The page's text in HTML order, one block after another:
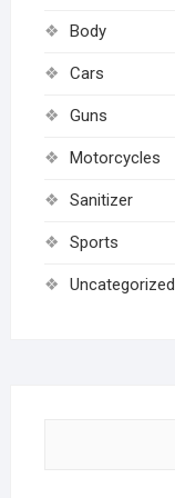
Body
Cars
Guns
Motorcycles
Sanitizer
Sports
Uncategorized